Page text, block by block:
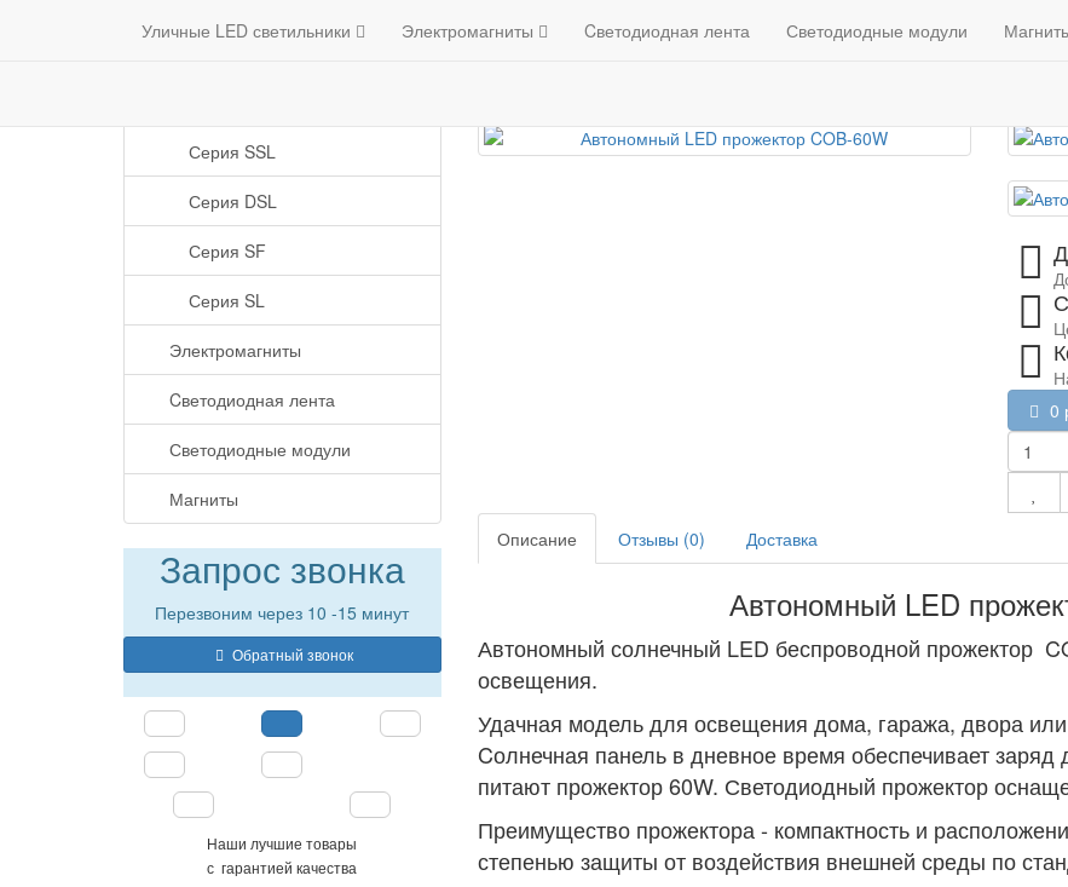
Mitino shop (985) 529-52-46Контакты Каталог Доставка и оплата О
Уличные LED светильники Электромагниты Cветодиодная лента Светодиодные модули
Категории
Серия SSL
Серия DSL
Серия SF
Серия SL
Электромагниты
Cветодиодная лента
Светодиодные модули
Магниты
Запрос звонка
Перезвоним через 10 -15 минут
Обратный звонок
Наши лучшие товары
с гарантией качества
Уличные LED светильники Автономный LED
Автономный LED
0
Описание Отзывы (0) Доставка
Автономный LED
Автономный солнечный LED беспроводной прожектор
освещения.
Удачная модель для освещения дома, гаража, двора
Cолнечная панель в дневное время обеспечивает заряд
питают прожектор 60W. Светодиодный прожектор
Преимущество прожектора - компактность и
степенью защиты от воздействия внешней среды по